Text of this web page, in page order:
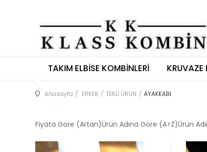
TAKIM ELBISE KOMBINLERI KRUVAZE
Anasayfa ERKEK TEKLİ ÜRÜN AYAKKABI
Fiyata Göre (Artan)Ürün Adına Göre (A>Z)Ürün